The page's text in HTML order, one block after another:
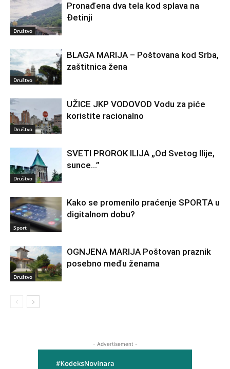
Društvo
Pronađena dva tela kod splava na
Đetinji
Društvo
BLAGA MARIJA – Poštovana kod Srba,
zaštitnica žena
Društvo
UŽICE JKP VODOVOD Vodu za piće
koristite racionalno
Društvo
SVETI PROROK ILIJA „Od Svetog Ilije,
sunce…”
Sport
Kako se promenilo praćenje SPORTA u
digitalnom dobu?
Društvo
OGNJENA MARIJA Poštovan praznik
posebno među ženama
- Advertisement -